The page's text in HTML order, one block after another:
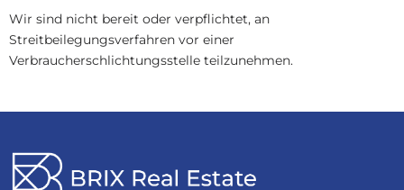
Wir sind nicht bereit oder verpflichtet, an
Streitbeilegungsverfahren vor einer
Verbraucherschlichtungsstelle teilzunehmen.